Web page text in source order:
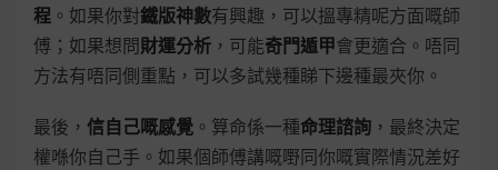
程 。如果你對鐵版神數有興趣，可以搵專精呢方面嘅師
傅；如果想問 財運分析 ，可能奇門遁甲會更適合。唔同
方法有唔同側重點，可以多試幾種睇下邊種最夾你。
最後， 信自己嘅感覺 。算命係一種命理諮詢 ，最終決定
權喺你自己手。如果個師傅講嘅嘢同你嘅實際情況差好